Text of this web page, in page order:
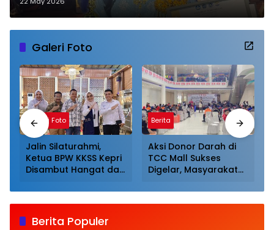
Galeri Foto
Galeri Foto
Jalin Silaturahmi,
Ketua BPW KKSS Kepri
Disambut Hangat dan
Ketua BPW KKSS
Sumut
Berita
Aksi Donor Darah di
TCC Mall Sukses
Digelar, Masyarakat
Berita Populer